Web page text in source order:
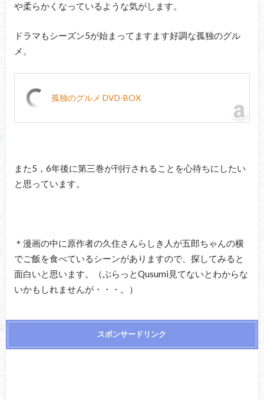
や柔らかくなっているような気がします。
ドラマもシーズン5が始まってますます好調な孤独のグル
メ。
孤独のグルメ DVD-BOX
また5，6年後に第三巻が刊行されることを心待ちにしたい
と思っています。
＊漫画の中に原作者の久住さんらしき人が五郎ちゃんの横
でご飯を食べているシーンがありますので、探してみると
面白いと思います。（ぶらっとQusumi見てないとわからな
いかもしれませんが・・・。）
スポンサードリンク